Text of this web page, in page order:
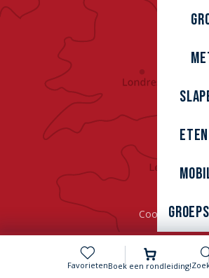
Voir les favoris
FavorietenBoek een rondleiding!
Eten
Cookies